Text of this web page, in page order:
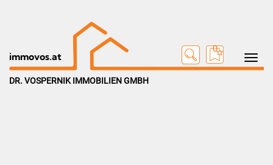
Toggle
immovos.at
0
DR. VOSPERNIK IMMOBILIEN GMBH